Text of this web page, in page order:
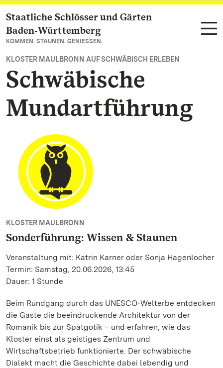
Zum Hauptinhalt springen
Staatliche Schlösser und Gärten
Baden‑Württemberg
KOMMEN. STAUNEN. GENIESSEN.
KLOSTER MAULBRONN AUF SCHWÄBISCH ERLEBEN
Schwäbische
Mundartführung
KLOSTER MAULBRONN
Sonderführung: Wissen & Staunen
Veranstaltung mit: Katrin Karner oder Sonja Hagenlocher
Termin: Samstag, 20.06.2026, 13:45
Dauer: 1 Stunde
Beim Rundgang durch das UNESCO-Welterbe entdecken
die Gäste die beeindruckende Architektur von der
Romanik bis zur Spätgotik – und erfahren, wie das
Kloster einst als geistiges Zentrum und
Wirtschaftsbetrieb funktionierte. Der schwäbische
Dialekt macht die Geschichte dabei lebendig und